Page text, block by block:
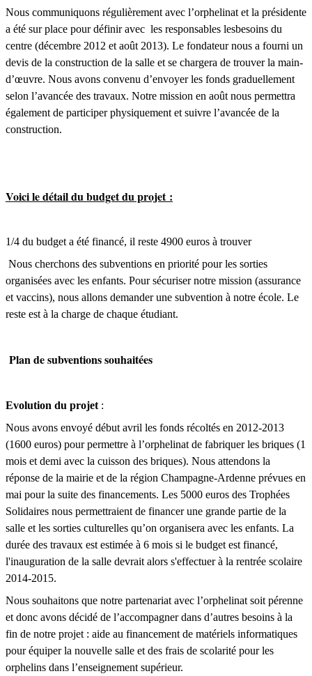
Nous communiquons régulièrement avec l’orphelinat et la présidente
a été sur place pour définir avec les responsables lesbesoins du
centre (décembre 2012 et août 2013). Le fondateur nous a fourni un
devis de la construction de la salle et se chargera de trouver la main-
d’œuvre. Nous avons convenu d’envoyer les fonds graduellement
selon l’avancée des travaux. Notre mission en août nous permettra
également de participer physiquement et suivre l’avancée de la
construction.
Voici le détail du budget du projet:
1/4 du budget a été financé, il reste 4900 euros à trouver
Nous cherchons des subventions en priorité pour les sorties
organisées avec les enfants. Pour sécuriser notre mission (assurance
et vaccins), nous allons demander une subvention à notre école. Le
reste est à la charge de chaque étudiant.
Plan de subventions souhaitées
Evolution du projet :
Nous avons envoyé début avril les fonds récoltés en 2012-2013
(1600 euros) pour permettre à l’orphelinat de fabriquer les briques (1
mois et demi avec la cuisson des briques). Nous attendons la
réponse de la mairie et de la région Champagne-Ardenne prévues en
mai pour la suite des financements. Les 5000 euros des Trophées
Solidaires nous permettraient de financer une grande partie de la
salle et les sorties culturelles qu’on organisera avec les enfants. La
durée des travaux est estimée à 6 mois si le budget est financé,
l'inauguration de la salle devrait alors s'effectuer à la rentrée scolaire
2014-2015.
Nous souhaitons que notre partenariat avec l’orphelinat soit pérenne
et donc avons décidé de l’accompagner dans d’autres besoins à la
fin de notre projet : aide au financement de matériels informatiques
pour équiper la nouvelle salle et des frais de scolarité pour les
orphelins dans l’enseignement supérieur.